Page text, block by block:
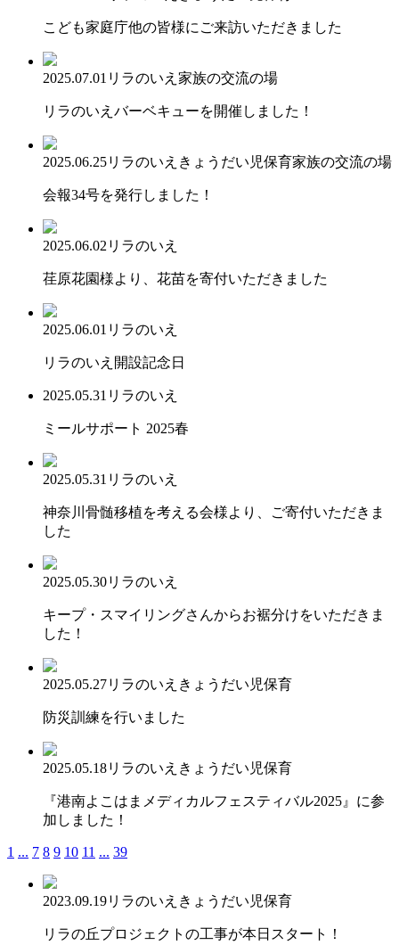
こども家庭庁他の皆様にご来訪いただきました
2025.07.01 リラのいえ 家族の交流の場
リラのいえバーベキューを開催しました！
2025.06.25リラのいえ きょうだい児保育家族の交流の場
会報34号を発行しました！
2025.06.02 リラのいえ
荏原花園様より、花苗を寄付いただきました
2025.06.01 リラのいえ
リラのいえ開設記念日
2025.05.31 リラのいえ
ミールサポート 2025春
2025.05.31 リラのいえ
神奈川骨髄移植を考える会様より、ご寄付いただきま
した
2025.05.30リラのいえ
キープ・スマイリングさんからお裾分けをいただきま
した！
2025.05.27リラのいえ きょうだい児保育
防災訓練を行いました
2025.05.18リラのいえ きょうだい児保育
『港南よこはまメディカルフェスティバル2025』に参
加しました！
1 ... 7 8 9 10 11 ... 39
2023.09.19リラのいえ きょうだい児保育
リラの丘プロジェクトの工事が本日スタート！